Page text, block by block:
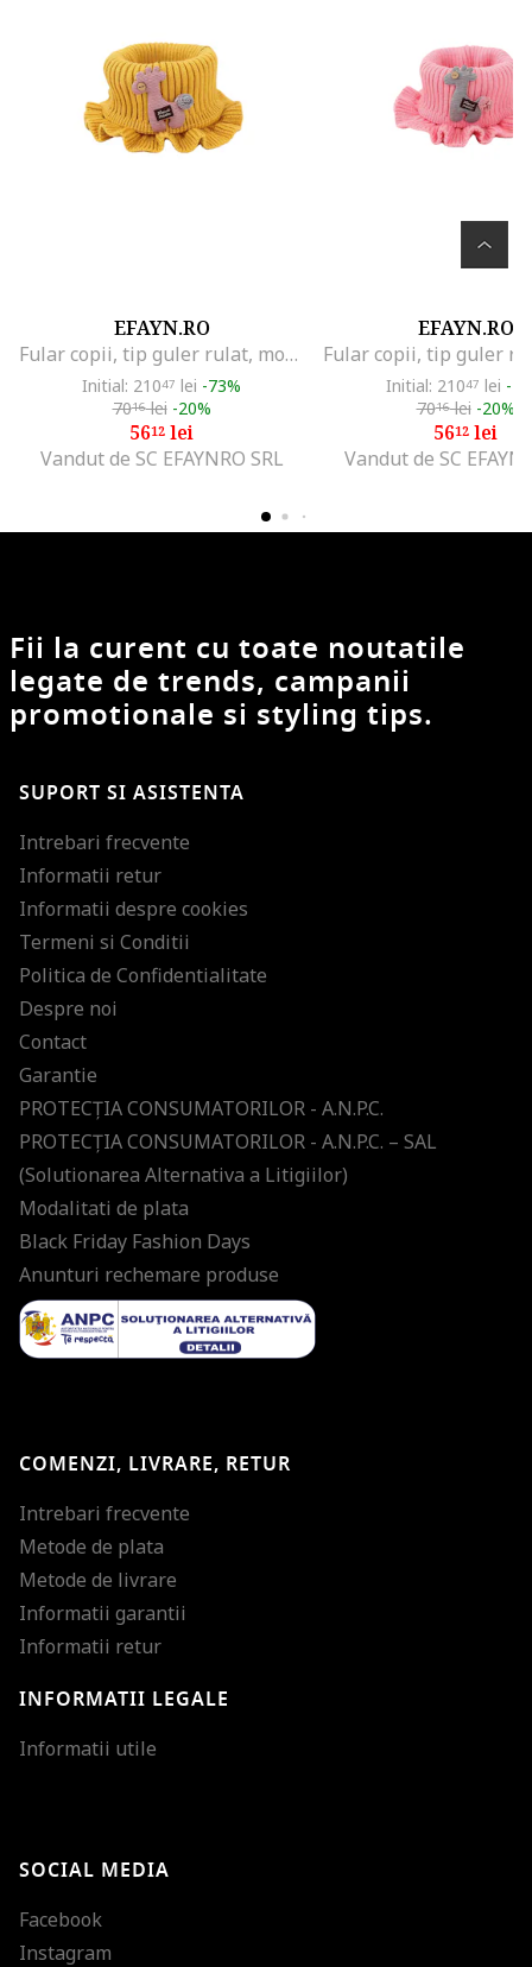
EFAYN.RO
Fular copii, tip guler rulat, model girafa, EFAYN, Galben
Initial: 21047 lei -73%
7016lei -20%
5612 lei
Vandut de SC EFAYNRO SRL
EFAYN.RO
Initial: 21047 lei -
7016lei -20%
5612 lei
Vandut de SC
Fii la curent cu toate noutatile
legate de trends, campanii
promotionale si styling tips.
SUPORT SI ASISTENTA
Intrebari frecvente
Informatii retur
Informatii despre cookies
Termeni si Conditii
Politica de Confidentialitate
Despre noi
Contact
Garantie
PROTECŢIA CONSUMATORILOR - A.N.P.C.
PROTECŢIA CONSUMATORILOR - A.N.P.C. – SAL
(Solutionarea Alternativa a Litigiilor)
Modalitati de plata
Black Friday Fashion Days
Anunturi rechemare produse
COMENZI, LIVRARE, RETUR
Intrebari frecvente
Metode de plata
Metode de livrare
Informatii garantii
Informatii retur
INFORMATII LEGALE
Informatii utile
SOCIAL MEDIA
Facebook
Instagram